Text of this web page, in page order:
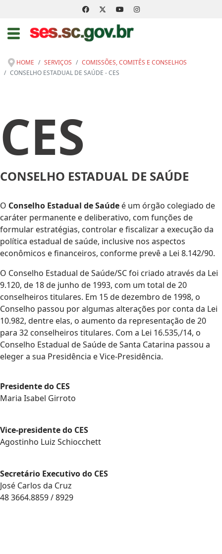
HOME SERVIÇOS
COMISSÕES, COMITÊS E CONSELHOS
CONSELHO ESTADUAL DE SAÚDE - CES
CES
CONSELHO ESTADUAL DE SAÚDE
O Conselho Estadual de Saúde é um órgão colegiado de
caráter permanente e deliberativo, com funções de
formular estratégias, controlar e fiscalizar a execução da
política estadual de saúde, inclusive nos aspectos
econômicos e financeiros, conforme prevê a Lei 8.142/90.
O Conselho Estadual de Saúde/SC foi criado através da Lei
9.120, de 18 de junho de 1993, com um total de 20
conselheiros titulares. Em 15 de dezembro de 1998, o
Conselho passou por algumas alterações por conta da Lei
10.982, dentre elas, o aumento da representação de 20
para 32 conselheiros titulares. Com a Lei 16.535,/14, o
Conselho Estadual de Saúde de Santa Catarina passou a
eleger a sua Presidência e Vice-Presidência.
Presidente do CES
Maria Isabel Girroto
Vice-presidente do CES
Agostinho Luiz Schiocchett
Secretário Executivo do CES
José Carlos da Cruz
48 3664.8859 / 8929